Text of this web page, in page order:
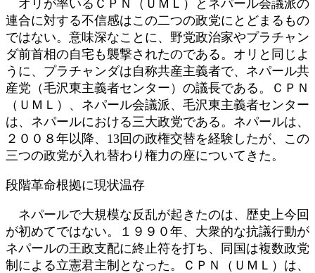
オリが率いるＣＰＮ（ＵＭＬ）とネパール会議派の
連合に対する不信感はこの二つの政党にとどまるもの
ではない。意味深なことに、野党政治家やプラチャン
ダ前首相の自宅も襲撃されたのである。オリと同じよ
うに、プラチャンダは自称共産主義者で、ネパール共
産党（毛沢東主義者センター）の議長である。ＣＰＮ
（ＵＭＬ）、ネパール会議派、毛沢東主義者センター
は、ネパールにおける三大政党である。ネパールは、
２００８年以降、13回の政権交替を経験したが、この
三つの政党が入れ替わり権力の座についてきた。
段階革命根拠に現状温存
ネパールで大規模な反乱が起きたのは、歴史上今回
が初めてではない。１９９０年、大衆的な抗議行動が
ネパールの王政支配に終止符を打ち、同国は複数政党
制による立憲君主制となった。ＣＰＮ（ＵＭＬ）は、